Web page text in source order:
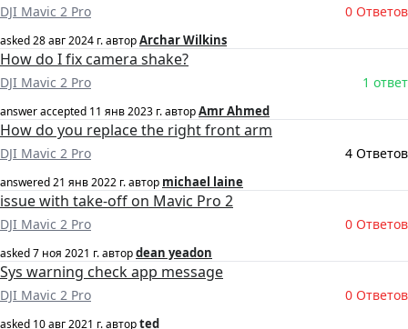
DJI Mavic 2 Pro 0 Ответов
asked28 авг 2024 г.авторArchar Wilkins
How do I fix camera shake?
DJI Mavic 2 Pro 1 ответ
answer accepted 11 янв 2023 г.авторAmr Ahmed
How do you replace the right front arm
DJI Mavic 2 Pro 4 Ответов
answered21 янв 2022 г.автор michael laine
issue with take-off on Mavic Pro 2
DJI Mavic 2 Pro 0 Ответов
asked7 ноя 2021 г.авторdean yeadon
Sys warning check app message
DJI Mavic 2 Pro 0 Ответов
asked 10 авг 2021 г.авторted